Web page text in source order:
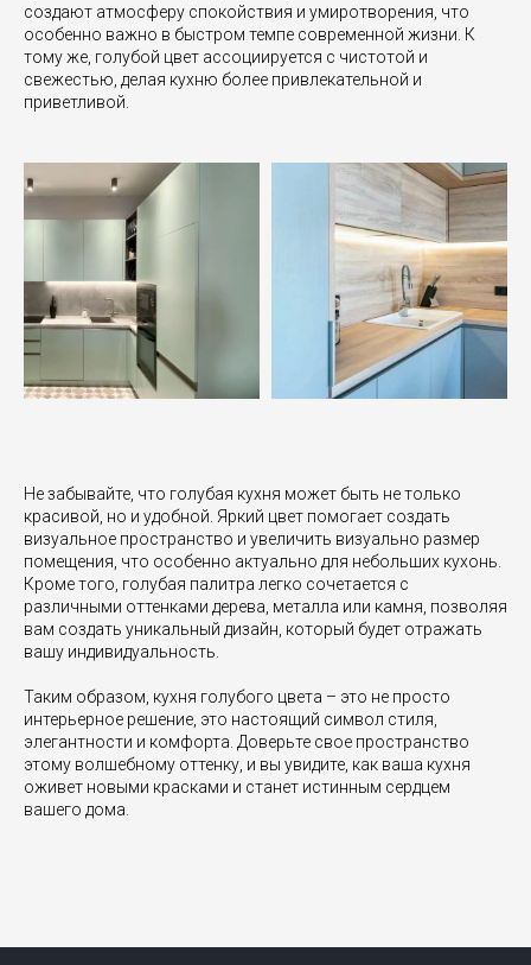
создают атмосферу спокойствия и умиротворения, что
особенно важно в быстром темпе современной жизни. К
тому же, голубой цвет ассоциируется с чистотой и
свежестью, делая кухню более привлекательной и
приветливой.
Не забывайте, что голубая кухня может быть не только
красивой, но и удобной. Яркий цвет помогает создать
визуальное пространство и увеличить визуально размер
помещения, что особенно актуально для небольших кухонь.
Кроме того, голубая палитра легко сочетается с
различными оттенками дерева, металла или камня, позволяя
вам создать уникальный дизайн, который будет отражать
вашу индивидуальность.
Таким образом, кухня голубого цвета – это не просто
интерьерное решение, это настоящий символ стиля,
элегантности и комфорта. Доверьте свое пространство
этому волшебному оттенку, и вы увидите, как ваша кухня
оживет новыми красками и станет истинным сердцем
вашего дома.